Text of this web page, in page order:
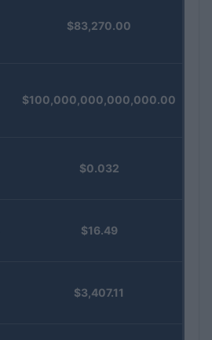
$83,270.00
$100,000,000,000,000.00
$0.032
$16.49
$3,407.11